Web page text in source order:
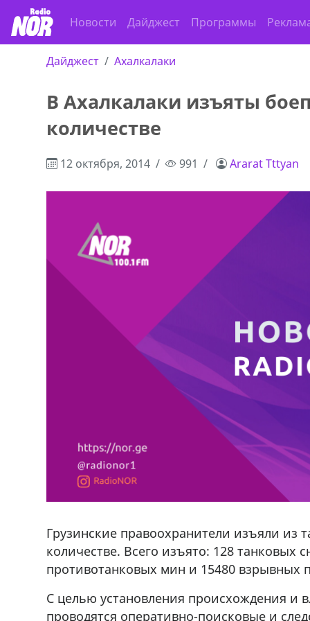
Новости Дайджест Программы
Дайджест Ахалкалаки
В Ахалкалаки изъяты
количестве
12 октября, 2014 991 Ararat Tttyan
Грузинские правоохранители изъяли
количестве. Всего изъято: 128 танковых
противотанковых мин и 15480 взрывных
С целью установления происхождения и
проводятся оперативно-поисковые и